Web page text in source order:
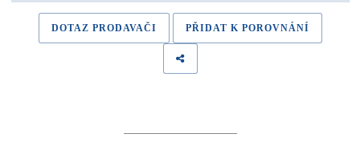
DOTAZ PRODAVAČI PŘIDAT K POROVNÁNÍ